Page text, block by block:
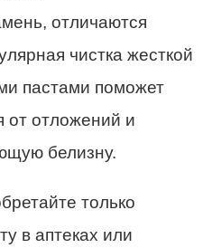
отличаются
чистка жесткой
пастами поможет
от отложений и
белизну.
только
в аптеках или